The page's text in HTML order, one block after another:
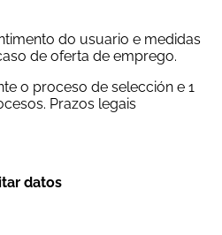
do usuario e medidas
de oferta de emprego.
o proceso de selección e 1
Prazos legais
datos